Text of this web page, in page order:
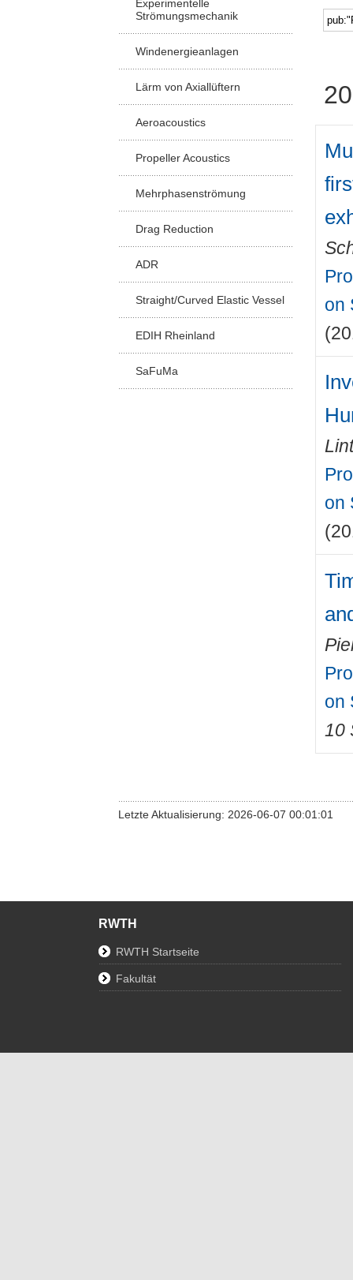
Experimentelle
Strömungsmechanik
Windenergieanlagen
Lärm von Axiallüftern
Aeroacoustics
Propeller Acoustics
Mehrphasenströmung
Drag Reduction
ADR
Straight/Curved Elastic Vessel
EDIH Rheinland
SaFuMa
on
on
on
10
Letzte Aktualisierung: 2026-06-07 00:01:01
RWTH
RWTH Startseite
Fakultät